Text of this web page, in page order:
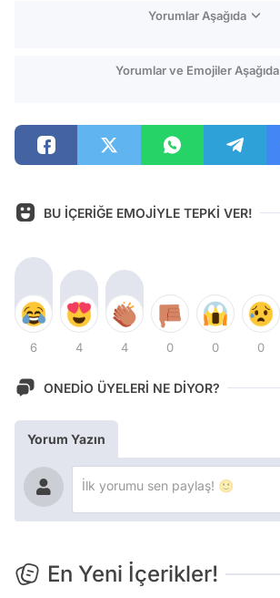
Yorumlar Aşağıda
Yorumlar ve Emojiler Aşağıda
BU İÇERİĞE EMOJİYLE TEPKİ VER!
6 4 4 0 0 0
ONEDİO ÜYELERİ NE DİYOR?
Yorum Yazın
En Yeni İçerikler!